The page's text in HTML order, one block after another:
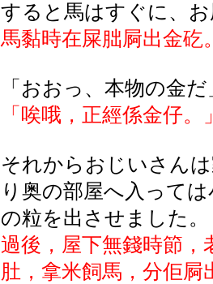
すると馬はすぐに、
馬黏時在屎朏屙出金矻
「おおっ、本物の金だ
「唉哦，正經係金仔。
それからおじいさん
り奥の部屋へ入って
の粒を出させました。
過後，屋下無錢時節，
肚，拿米飼馬，分佢屙